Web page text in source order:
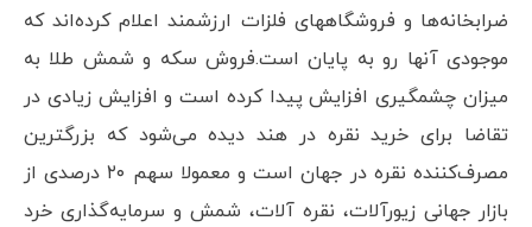
ضرابخانه‌ها و فروشگاههای فلزات ارزشمند اعلام کرده‌اند که
موجودی آنها رو به پایان است.فروش سکه و شمش طلا به
میزان چشمگیری افزایش پیدا کرده است و افزایش زیادی در
تقاضا برای خرید نقره در هند دیده می‌شود که بزرگترین
مصرف‌کننده نقره در جهان است و معمولا سهم ۲۰ درصدی از
بازار جهانی زیورآلات، نقره آلات، شمش و سرمایه‌گذاری خرد